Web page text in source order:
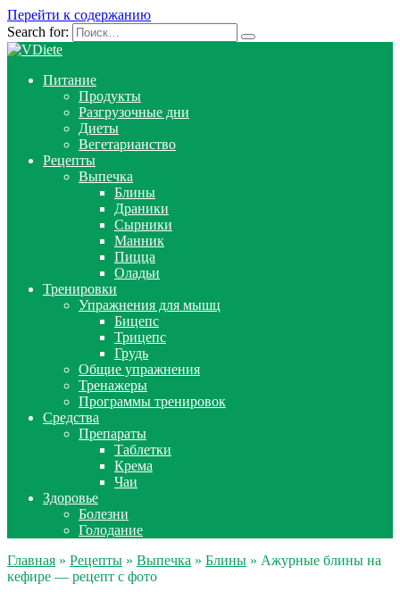
Перейти к содержанию
Search for:
Питание
Продукты
Разгрузочные дни
Диеты
Вегетарианство
Рецепты
Выпечка
Блины
Драники
Сырники
Манник
Пицца
Оладьи
Тренировки
Упражнения для мышц
Бицепс
Трицепс
Грудь
Общие упражнения
Тренажеры
Программы тренировок
Средства
Препараты
Таблетки
Крема
Чаи
Здоровье
Болезни
Голодание
Главная » Рецепты » Выпечка » Блины » Ажурные блины на
кефире — рецепт с фото